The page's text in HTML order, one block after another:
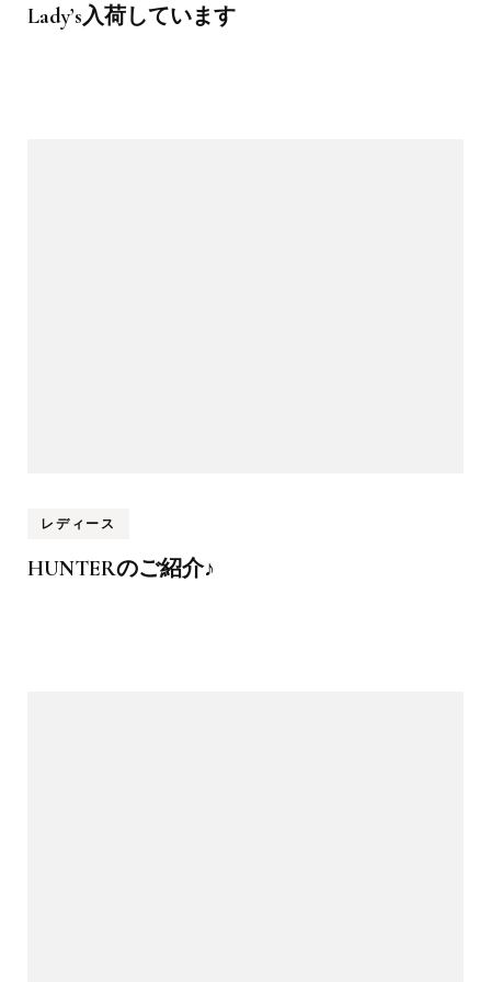
Lady’s入荷しています
レディース
HUNTERのご紹介♪